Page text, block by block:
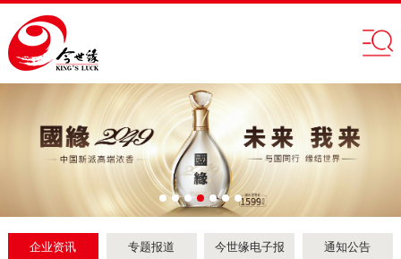
企业资讯 专题报道 今世缘电子报 通知公告